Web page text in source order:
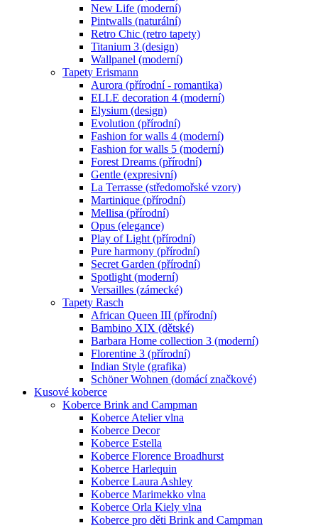
New Life (moderní)
Pintwalls (naturální)
Retro Chic (retro tapety)
Titanium 3 (design)
Wallpanel (moderní)
Tapety Erismann
Aurora (přírodní - romantika)
ELLE decoration 4 (moderní)
Elysium (design)
Evolution (přírodní)
Fashion for walls 4 (moderní)
Fashion for walls 5 (moderní)
Forest Dreams (přírodní)
Gentle (expresivní)
La Terrasse (středomořské vzory)
Martinique (přírodní)
Mellisa (přírodní)
Opus (elegance)
Play of Light (přírodní)
Pure harmony (přírodní)
Secret Garden (přírodní)
Spotlight (moderní)
Versailles (zámecké)
Tapety Rasch
African Queen III (přírodní)
Bambino XIX (dětské)
Barbara Home collection 3 (moderní)
Florentine 3 (přírodní)
Indian Style (grafika)
Schöner Wohnen (domácí značkové)
Kusové koberce
Koberce Brink and Campman
Koberce Atelier vlna
Koberce Decor
Koberce Estella
Koberce Florence Broadhurst
Koberce Harlequin
Koberce Laura Ashley
Koberce Marimekko vlna
Koberce Orla Kiely vlna
Koberce pro děti Brink and Campman